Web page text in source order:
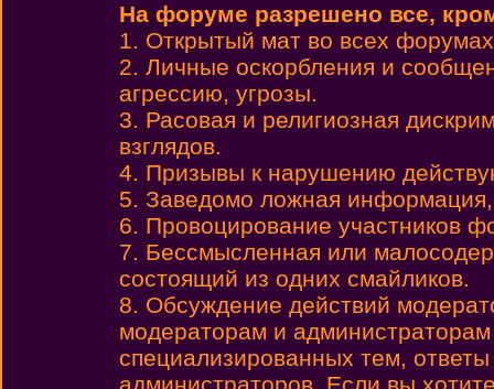
На форуме разрешено все,
1. Открытый мат во всех
2. Личные оскорбления и
агрессию, угрозы.
3. Расовая и религиозная
взглядов.
4. Призывы к нарушению
5. Заведомо ложная
6. Провоцирование участников
7. Бессмысленная или
состоящий из одних смайликов.
8. Обсуждение действий
модераторам и
специализированных тем,